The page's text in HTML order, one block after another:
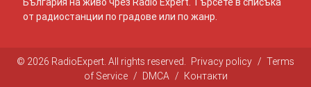
от радиостанции по градове или по жанр.
© 2026 RadioExpert. All rights reserved. Privacy policy / Terms
of Service / DMCA / Контакти